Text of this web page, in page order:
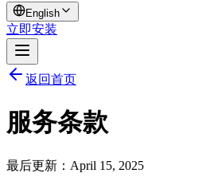
English
立即安装
返回首页
服务条款
最后更新：April 15, 2025